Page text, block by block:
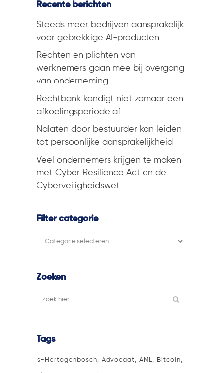
Recente berichten
Steeds meer bedrijven aansprakelijk
voor gebrekkige AI-producten
Rechten en plichten van
werknemers gaan mee bij overgang
van onderneming
Rechtbank kondigt niet zomaar een
afkoelingsperiode af
Nalaten door bestuurder kan leiden
tot persoonlijke aansprakelijkheid
Veel ondernemers krijgen te maken
met Cyber Resilience Act en de
Cyberveiligheidswet
Filter categorie
Filter
Zoeken
Tags
's-Hertogenbosch Advocaat AML Bitcoin